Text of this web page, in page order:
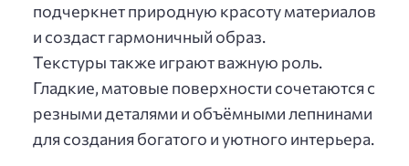
подчеркнет природную красоту материалов
и создаст гармоничный образ.
Текстуры также играют важную роль.
Гладкие, матовые поверхности сочетаются с
резными деталями и объёмными лепнинами
для создания богатого и уютного интерьера.